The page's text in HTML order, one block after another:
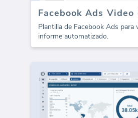
Facebook Ads Video
Plantilla de Facebook Ads para
informe automatizado.